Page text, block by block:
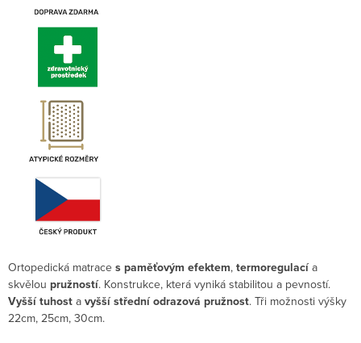
Ortopedická matrace s paměťovým efektem, termoregulacía
skvělou pružností. Konstrukce, která vyniká stabilitou a pevností.
Vyšší tuhost a vyššístřední odrazová pružnost. Tři možnosti výšky
22cm, 25cm, 30cm.